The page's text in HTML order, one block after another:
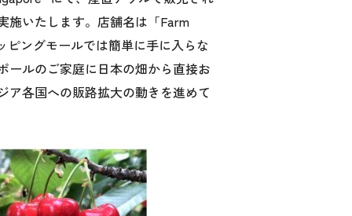
施いたします。店舗名は「Farm
ピングモールでは簡単に手に入らな
ールのご家庭に日本の畑から直接お
ア各国への販路拡大の動きを進めて